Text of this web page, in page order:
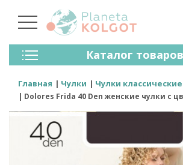
Каталог товаров
Колготки
Чулки
Лосины (леггинсы)
Спортивная Одежда
Для Мужчин
Главная Чулки Чулки классические
Dolores Frida 40 Den женские чулки с